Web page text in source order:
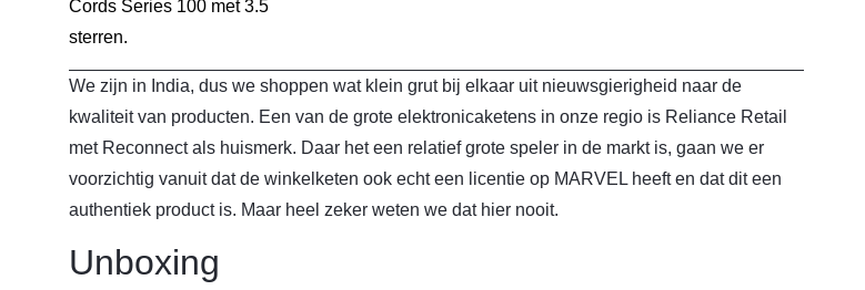
Cords Series 100 met 3.5
sterren.
We zijn in India, dus we shoppen wat klein grut bij elkaar uit nieuwsgierigheid naar de
kwaliteit van producten. Een van de grote elektronicaketens in onze regio is Reliance Retail
met Reconnect als huismerk. Daar het een relatief grote speler in de markt is, gaan we er
voorzichtig vanuit dat de winkelketen ook echt een licentie op MARVEL heeft en dat dit een
authentiek product is. Maar heel zeker weten we dat hier nooit.
Unboxing